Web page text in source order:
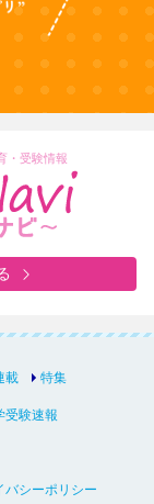
・受験情報
載 特集
受験速報
バシーポリシー